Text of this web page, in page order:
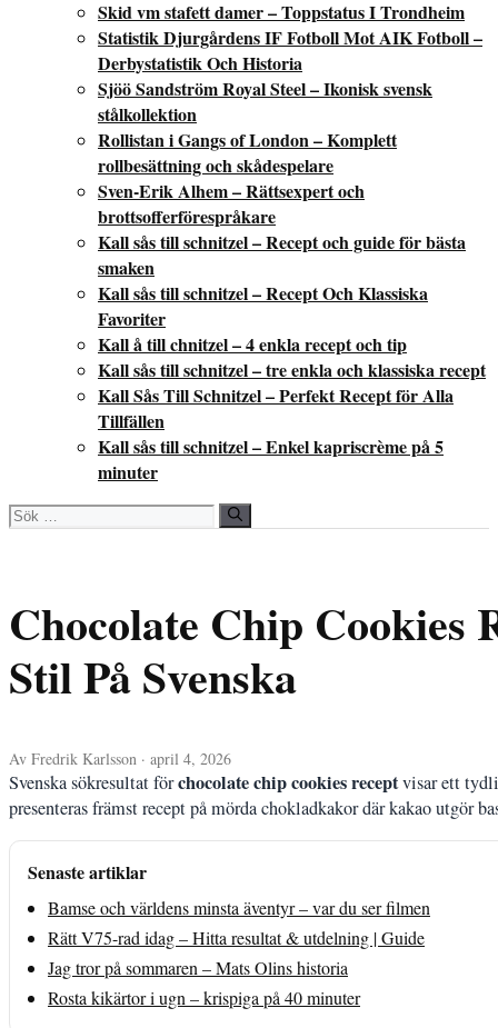
Skid vm stafett damer – Toppstatus I Trondheim
Statistik Djurgårdens IF Fotboll Mot AIK Fotboll –
Derbystatistik Och Historia
Sjöö Sandström Royal Steel – Ikonisk svensk
stålkollektion
Rollistan i Gangs of London – Komplett
rollbesättning och skådespelare
Sven-Erik Alhem – Rättsexpert och
brottsofferförespråkare
Kall sås till schnitzel – Recept och guide för bästa
smaken
Kall sås till schnitzel – Recept Och Klassiska
Favoriter
Kall å till chnitzel – 4 enkla recept och tip
Kall sås till schnitzel – tre enkla och klassiska recept
Kall Sås Till Schnitzel – Perfekt Recept för Alla
Tillfällen
Kall sås till schnitzel – Enkel kapriscrème på 5
minuter
Sök
efter:
Chocolate Chip Cookies
Stil På Svenska
Av Fredrik Karlsson · april 4, 2026
Svenska sökresultat förchocolate chip cookies receptvisar ett
presenteras främst recept på mörda chokladkakor där kakao utgör
Senaste artiklar
Bamse och världens minsta äventyr – var du ser filmen
Rätt V75-rad idag – Hitta resultat & utdelning | Guide
Jag tror på sommaren – Mats Olins historia
Rosta kikärtor i ugn – krispiga på 40 minuter